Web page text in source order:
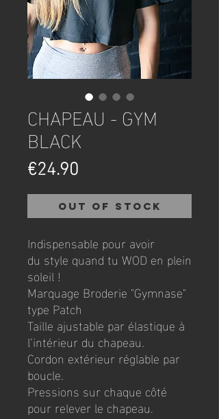
CHAPEAU - GYM
BLACK
€24.90
Out of Stock
Indispensable pour avoir
du style quand tu WOD en plein
soleil !
Marquage Broderie "Gymnase"
type Patch
Taille ajustable par élastique à
l’intérieur du chapeau.
Cordon extérieur réglable par
boucle.
Pressions sur chaque côté
pour relever le chapeau.